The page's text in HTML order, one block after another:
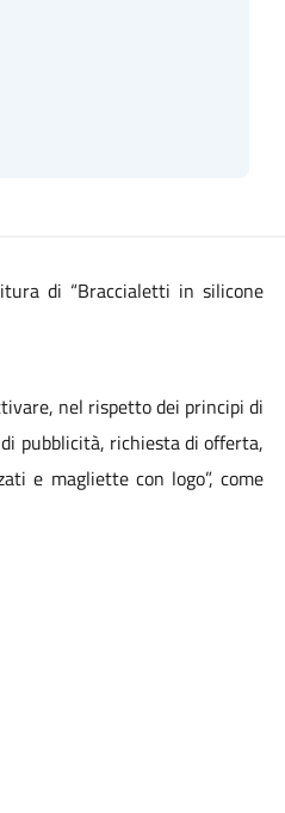
di “Braccialetti in silicone
nel rispetto dei principi di
pubblicità, richiesta di offerta,
e magliette con logo”, come